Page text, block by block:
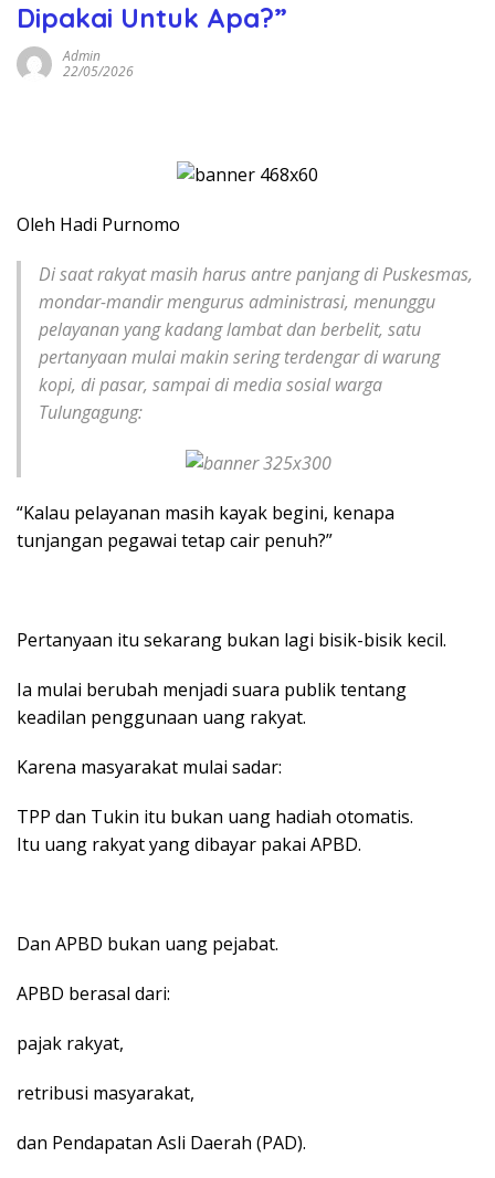
Dipakai Untuk Apa?”
Admin
22/05/2026
Oleh Hadi Purnomo
Di saat rakyat masih harus antre panjang di Puskesmas,
mondar-mandir mengurus administrasi, menunggu
pelayanan yang kadang lambat dan berbelit, satu
pertanyaan mulai makin sering terdengar di warung
kopi, di pasar, sampai di media sosial warga
Tulungagung:
“Kalau pelayanan masih kayak begini, kenapa
tunjangan pegawai tetap cair penuh?”
Pertanyaan itu sekarang bukan lagi bisik-bisik kecil.
Ia mulai berubah menjadi suara publik tentang
keadilan penggunaan uang rakyat.
Karena masyarakat mulai sadar:
TPP dan Tukin itu bukan uang hadiah otomatis.
Itu uang rakyat yang dibayar pakai APBD.
Dan APBD bukan uang pejabat.
APBD berasal dari:
pajak rakyat,
retribusi masyarakat,
dan Pendapatan Asli Daerah (PAD).